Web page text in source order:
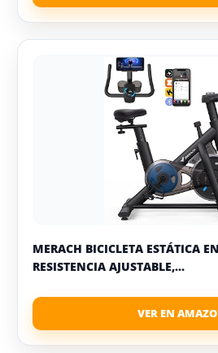
MERACH BICICLETA ESTÁTICA
RESISTENCIA AJUSTABLE,...